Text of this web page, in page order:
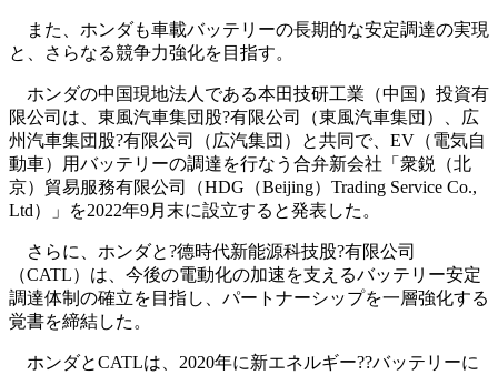
また、ホンダも車載バッテリーの長期的な安定調達の実現
と、さらなる競争力強化を目指す。
ホンダの中国現地法人である本田技研工業（中国）投資有
限公司は、東風汽車集団股?有限公司（東風汽車集団）、広
州汽車集団股?有限公司（広汽集団）と共同で、EV（電気自
動車）用バッテリーの調達を行なう合弁新会社「衆鋭（北
京）貿易服務有限公司（HDG（Beijing）Trading Service Co.,
Ltd）」を2022年9月末に設立すると発表した。
さらに、ホンダと?德時代新能源科技股?有限公司
（CATL）は、今後の電動化の加速を支えるバッテリー安定
調達体制の確立を目指し、パートナーシップを一層強化する
覚書を締結した。
ホンダとCATLは、2020年に新エネルギー??バッテリーに